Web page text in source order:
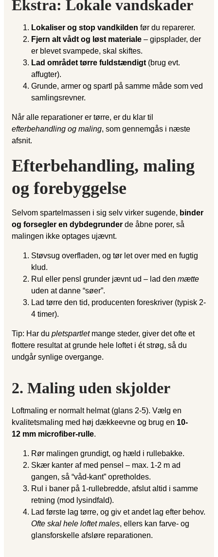
Ekstra: Lokale vandskader
Lokaliser og stop vandkilden før du reparerer.
Fjern alt vådt og løst materiale – gipsplader, der
er blevet svampede, skal skiftes.
Lad området tørre fuldstændigt (brug evt.
affugter).
Grunde, armer og spartl på samme måde som ved
samlingsrevner.
Når alle reparationer er tørre, er du klar til
efterbehandling og maling, som gennemgås i næste
afsnit.
Efterbehandling, maling
og forebyggelse
Selvom spartelmassen i sig selv virker sugende, binder
og forsegler en dybdegrunder de åbne porer, så
malingen ikke optages ujævnt.
Støvsug overfladen, og tør let over med en fugtig
klud.
Rul eller pensl grunder jævnt ud – lad den mætte
uden at danne “søer”.
Lad tørre den tid, producenten foreskriver (typisk 2-
4 timer).
Tip: Har du pletspartletmange steder, giver det ofte et
flottere resultat at grunde hele loftet i ét strøg, så du
undgår synlige overgange.
2. Maling uden skjolder
Loftmaling er normalt helmat (glans 2-5). Vælg en
kvalitetsmaling med høj dækkeevne og brug en 10-
12 mm microfiber-rulle.
Rør malingen grundigt, og hæld i rullebakke.
Skær kanter af med pensel – max. 1-2 m ad
gangen, så “våd-kant” opretholdes.
Rul i baner på 1-rullebredde, afslut altid i samme
retning (mod lysindfald).
Lad første lag tørre, og giv et andet lag efter behov.
Ofte skal hele loftet males, ellers kan farve- og
glansforskelle afsløre reparationen.